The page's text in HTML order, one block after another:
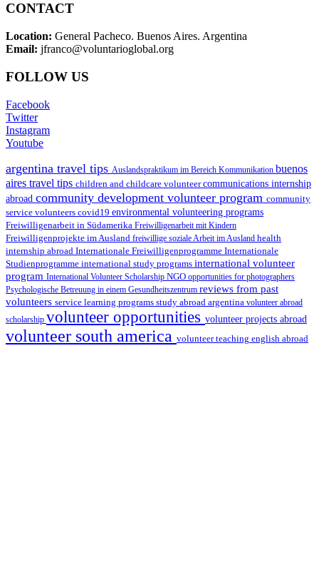
CONTACT
Location: General Pacheco. Buenos Aires. Argentina
Email: jfranco@voluntarioglobal.org
FOLLOW US
Facebook
Twitter
Instagram
Youtube
argentina travel tips Auslandspraktikum im Bereich Kommunikation buenos
aires travel tips children and childcare volunteercommunications internship
abroad community development volunteer program community
service volunteers covid19 environmental volunteering programs
Freiwilligenarbeit in Südamerika Freiwilligenarbeit mit Kindern
Freiwilligenprojekte im Ausland freiwillige soziale Arbeit im Ausland health
internship abroad Internationale Freiwilligenprogramme Internationale
Studienprogramme international study programs international volunteer
program International Volunteer Scholarship NGO opportunities for photographers
Psychologische Betreuung in einem Gesundheitszentrum reviews from past
volunteers service learning programs study abroad argentina volunteer abroad
scholarship volunteer opportunities volunteer projects abroad
volunteer south america volunteer teaching english abroad